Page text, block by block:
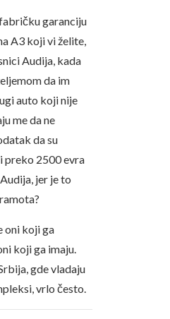
garanciju
A3 koji vi želite,
Audija, kada
da im
auto koji nije
me da ne
da su
preko 2500 evra
jer je to
oni koji ga
koji ga imaju.
gde vladaju
vrlo često.